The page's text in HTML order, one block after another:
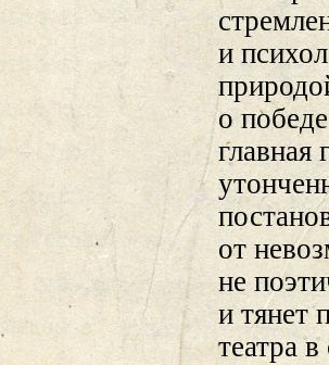
и
о
от
не
и тянет
театра